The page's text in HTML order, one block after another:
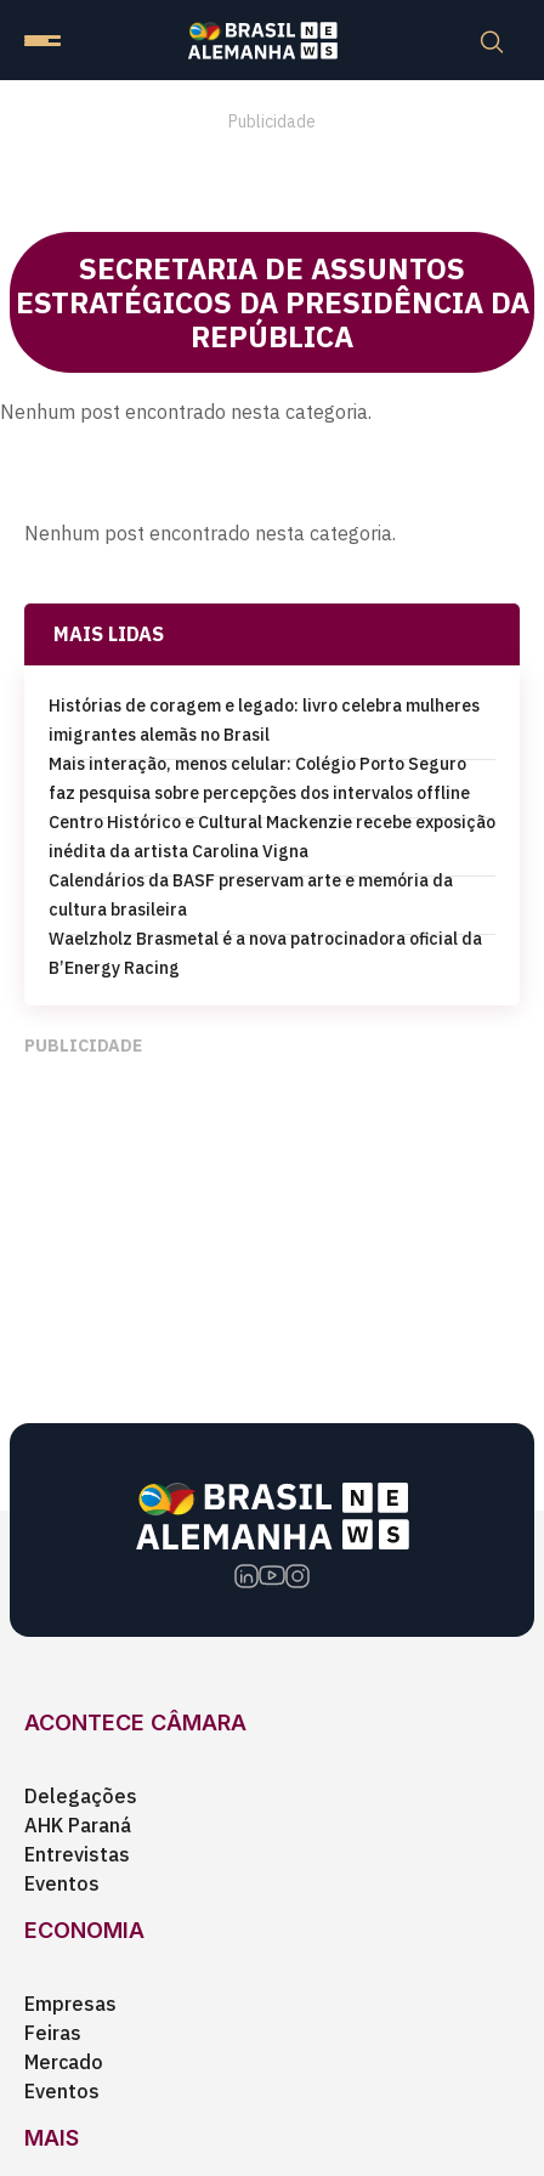
Publicidade
SECRETARIA DE ASSUNTOS
ESTRATÉGICOS DA PRESIDÊNCIA DA
REPÚBLICA
Nenhum post encontrado nesta categoria.
Nenhum post encontrado nesta categoria.
MAIS LIDAS
Histórias de coragem e legado: livro celebra mulheres
imigrantes alemãs no Brasil
Mais interação, menos celular: Colégio Porto Seguro
faz pesquisa sobre percepções dos intervalos offline
Centro Histórico e Cultural Mackenzie recebe exposição
inédita da artista Carolina Vigna
Calendários da BASF preservam arte e memória da
cultura brasileira
Waelzholz Brasmetal é a nova patrocinadora oficial da
B’Energy Racing
PUBLICIDADE
ACONTECE CÂMARA
Delegações
AHK Paraná
Entrevistas
Eventos
ECONOMIA
Empresas
Feiras
Mercado
Eventos
MAIS